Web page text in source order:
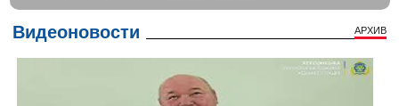
Видеоновости АРХИВ